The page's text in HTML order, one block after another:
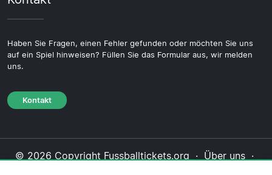
Haben Sie Fragen, einen Fehler gefunden oder möchten Sie uns
auf ein Spiel hinweisen? Füllen Sie das Formular aus, wir melden
uns.
Kontakt
© 2026 Copyright Fussballtickets.org · Über uns ·